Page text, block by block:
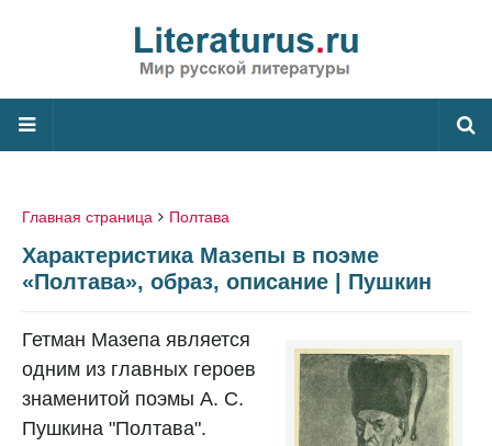
Главная страница Полтава
Характеристика Мазепы в поэме
«Полтава», образ, описание | Пушкин
Гетман Мазепа является
одним из главных героев
знаменитой поэмы А. С.
Пушкина "Полтава".